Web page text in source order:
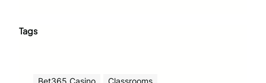
Tags
Bet365 Casino
Classrooms